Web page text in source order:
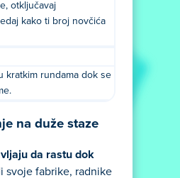
otključavaj
kako ti broj novčića
kratkim rundama dok se
na duže staze
da rastu dok
svoje fabrike, radnike